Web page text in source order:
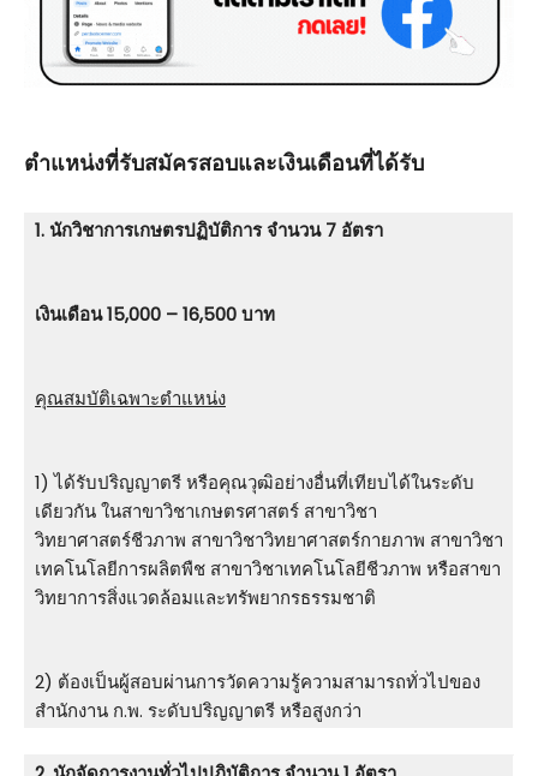
ตําแหน่งที่รับสมัครสอบและเงินเดือนที่ได้รับ
1. นักวิชาการเกษตรปฏิบัติการ จำนวน 7 อัตรา
เงินเดือน 15,000 – 16,500บาท
คุณสมบัติเฉพาะตำแหน่ง
1) ได้รับปริญญาตรี หรือคุณวุฒิอย่างอื่นที่เทียบได้ในระดับ
เดียวกัน ในสาขาวิชาเกษตรศาสตร์ สาขาวิชา
วิทยาศาสตร์ชีวภาพ สาขาวิชาวิทยาศาสตร์กายภาพ สาขาวิชา
เทคโนโลยีการผลิตพืช สาขาวิชาเทคโนโลยีชีวภาพ หรือสาขา
วิทยาการสิ่งแวดล้อมและทรัพยากรธรรมชาติ
2) ต้องเป็นผู้สอบผ่านการวัดความรู้ความสามารถทั่วไปของ
สำนักงาน ก.พ. ระดับปริญญาตรี หรือสูงกว่า